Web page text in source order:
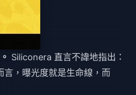
Siliconera 直言不諱地指出：
，曝光度就是生命線，而